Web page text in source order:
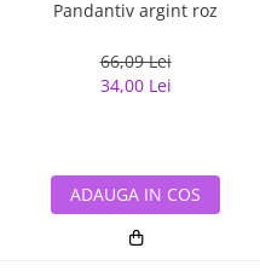
Pandantiv argint roz
66,09 Lei
34,00 Lei
ADAUGA IN COS